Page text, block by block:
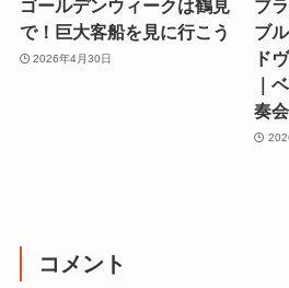
ゴールデンウィークは鶴見
で！巨大客船を見に行こう
2026年4月30日
ブ
ブ
ド
｜
奏
コメント